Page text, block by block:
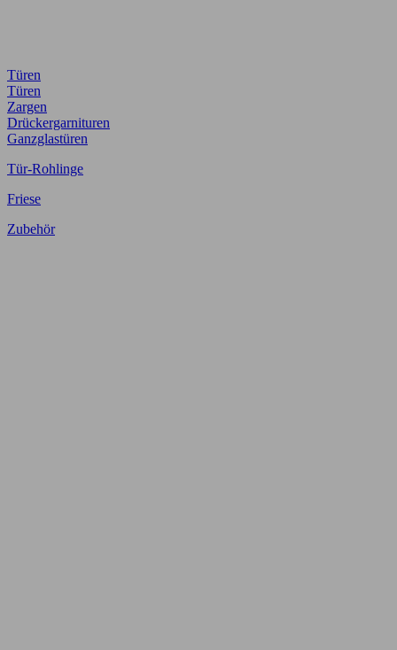
Türen
Türen
Zargen
Drückergarnituren
Ganzglastüren
Tür-Rohlinge
Friese
Zubehör